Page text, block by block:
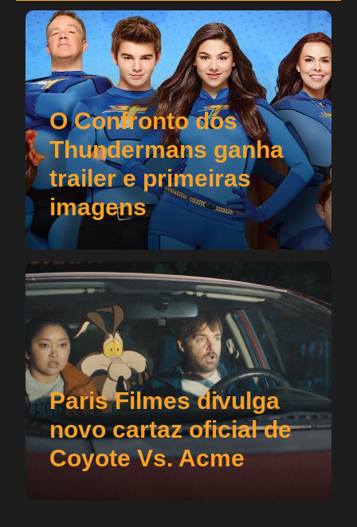
O Confronto dos
Thundermans ganha
trailer e primeiras
imagens
Paris Filmes divulga
novo cartaz oficial de
Coyote Vs. Acme